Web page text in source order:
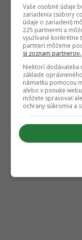
Vaše osobné údaje
zariadenia (súbory
údaje o zariadení)
225 partnermi a
využívané konkrétne
partneri môžeme
si zoznam partnerov.
Niektorí dodávatelia
základe
námietku pomocou
alebo v ponuke
môžete spravovať
ochrany súkromia a